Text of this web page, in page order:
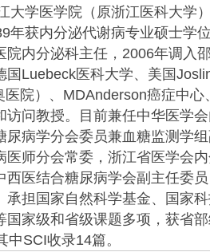
大学医学院（原浙江医科大学
年获内分泌代谢病专业硕士学
院内分泌科主任， 2006年调入
国 Luebeck医科大学、美国
院）、 MDAnderson癌症中心
访问教授。目前兼任中华医学
尿病学分会委员兼血糖监测学
医师分会常委，浙江省医学会
西医结合糖尿病学会副主任委
承担国家自然科学基金、国家
国家级和省级课题多项，获省
中SCI收录14篇。